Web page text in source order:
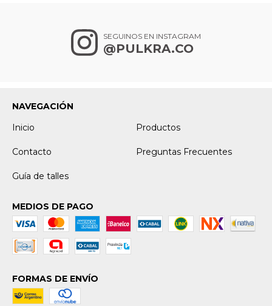
SEGUINOS EN INSTAGRAM
@PULKRA.CO
NAVEGACIÓN
Inicio
Productos
Contacto Preguntas Frecuentes
Guía de talles
MEDIOS DE PAGO
FORMAS DE ENVÍO